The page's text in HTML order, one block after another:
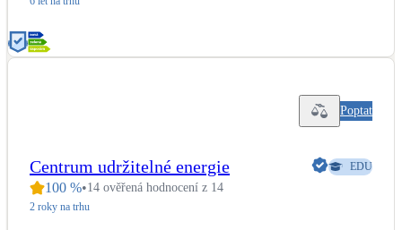
Novostavby
Poptat
Centrum udržitelné energie EDU
100 %•14 ověřená hodnocení z 14
2 roky na trhu